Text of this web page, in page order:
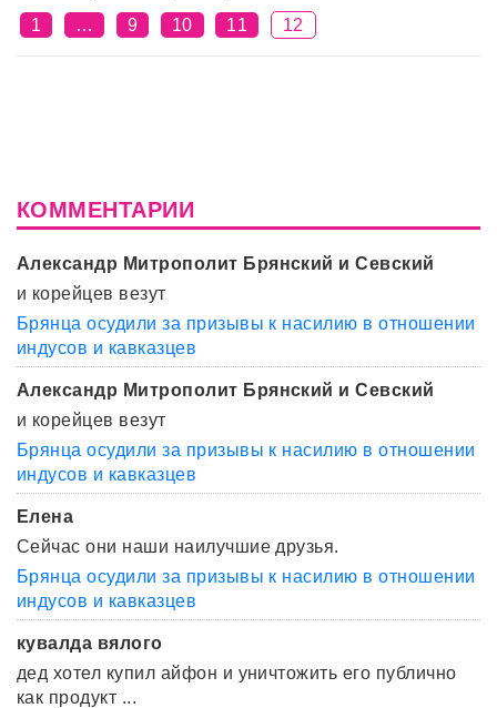
1
… 9 10 11 12
КОММЕНТАРИИ
Александр Митрополит Брянский и Севский
и корейцев везут
Брянца осудили за призывы к насилию в отношении
индусов и кавказцев
Александр Митрополит Брянский и Севский
и корейцев везут
Брянца осудили за призывы к насилию в отношении
индусов и кавказцев
Елена
Сейчас они наши наилучшие друзья.
Брянца осудили за призывы к насилию в отношении
индусов и кавказцев
кувалда вялого
дед хотел купил айфон и уничтожить его публично
как продукт ...